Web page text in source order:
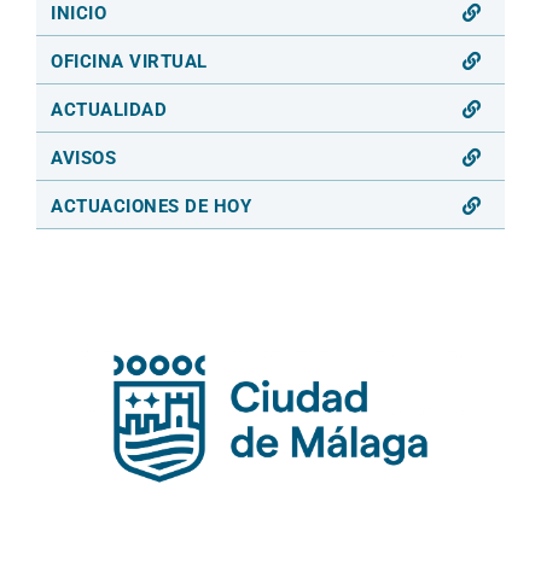
INICIO
OFICINA VIRTUAL
ACTUALIDAD
AVISOS
ACTUACIONES DE HOY